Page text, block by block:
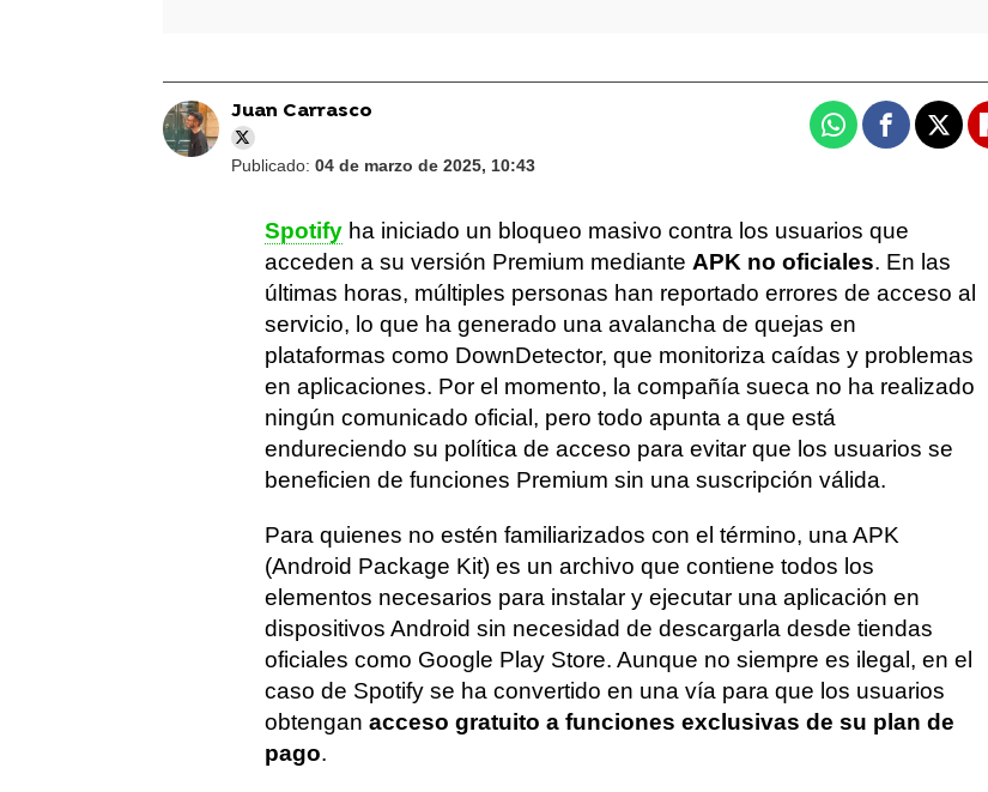
Juan Carrasco
Publicado: 04 de marzo de 2025, 10:43
WhatsappFacebook
X
Spotify ha iniciado un bloqueo masivo contra los usuarios que
acceden a su versión Premium mediante APK no oficiales. En las
últimas horas, múltiples personas han reportado errores de acceso al
servicio, lo que ha generado una avalancha de quejas en
plataformas como DownDetector, que monitoriza caídas y problemas
en aplicaciones. Por el momento, la compañía sueca no ha realizado
ningún comunicado oficial, pero todo apunta a que está
endureciendo su política de acceso para evitar que los usuarios se
beneficien de funciones Premium sin una suscripción válida.
Para quienes no estén familiarizados con el término, una APK
(Android Package Kit) es un archivo que contiene todos los
elementos necesarios para instalar y ejecutar una aplicación en
dispositivos Android sin necesidad de descargarla desde tiendas
oficiales como Google Play Store. Aunque no siempre es ilegal, en el
caso de Spotify se ha convertido en una vía para que los usuarios
obtengan acceso gratuito a funciones exclusivas de su plan de
pago.